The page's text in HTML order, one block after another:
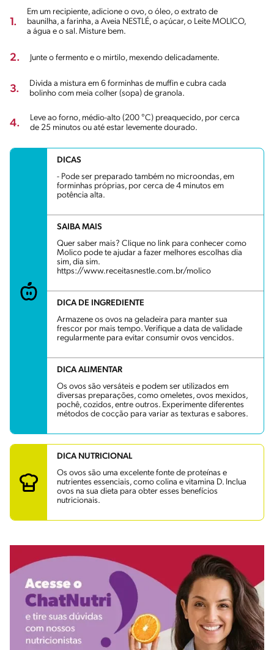
1.
Em um recipiente, adicione o ovo, o óleo, o extrato de
baunilha, a farinha, a Aveia NESTLÉ, o açúcar, o Leite MOLICO,
a água e o sal. Misture bem.
2. Junte o fermento e o mirtilo, mexendo delicadamente.
3.
Divida a mistura em 6 forminhas de muffin e cubra cada
bolinho com meia colher (sopa) de granola.
4.
Leve ao forno, médio-alto (200 °C) preaquecido, por cerca
de 25 minutos ou até estar levemente dourado.
DICAS
- Pode ser preparado também no microondas, em
forminhas próprias, por cerca de 4 minutos em
potência alta.
SAIBA MAIS
Quer saber mais? Clique no link para conhecer como
Molico pode te ajudar a fazer melhores escolhas dia
sim, dia sim.
https://www.receitasnestle.com.br/molico
DICA DE INGREDIENTE
Armazene os ovos na geladeira para manter sua
frescor por mais tempo. Verifique a data de validade
regularmente para evitar consumir ovos vencidos.
DICA ALIMENTAR
Os ovos são versáteis e podem ser utilizados em
diversas preparações, como omeletes, ovos mexidos,
pochê, cozidos, entre outros. Experimente diferentes
métodos de cocção para variar as texturas e sabores.
DICA NUTRICIONAL
Os ovos são uma excelente fonte de proteínas e
nutrientes essenciais, como colina e vitamina D. Inclua
ovos na sua dieta para obter esses benefícios
nutricionais.